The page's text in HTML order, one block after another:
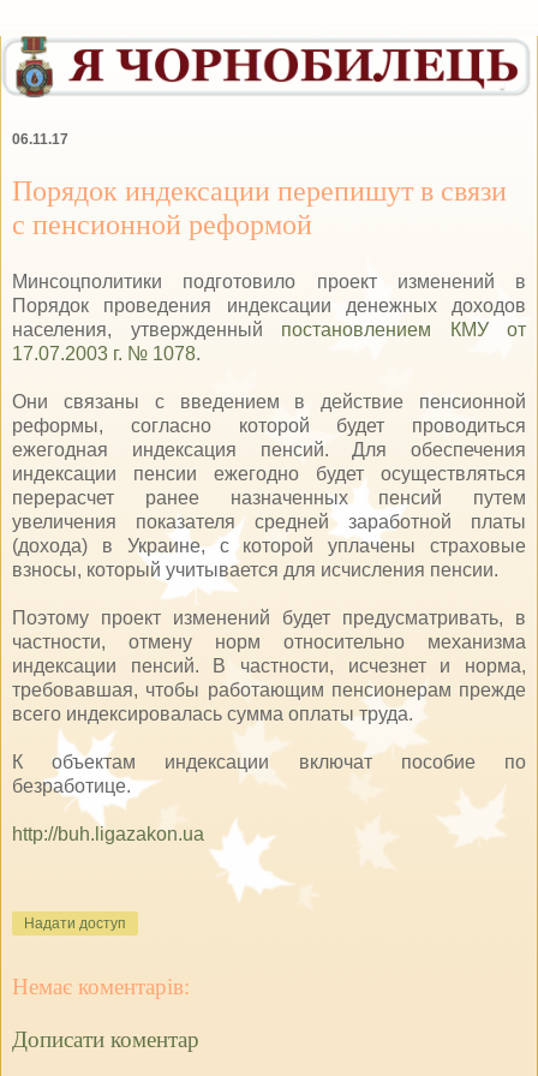
06.11.17
Порядок индексации перепишут в связи
с пенсионной реформой
Минсоцполитики подготовило проект изменений в
Порядок проведения индексации денежных доходов
населения, утвержденный постановлением КМУ от
17.07.2003 г. № 1078.
Они связаны с введением в действие пенсионной
реформы, согласно которой будет проводиться
ежегодная индексация пенсий. Для обеспечения
индексации пенсии ежегодно будет осуществляться
перерасчет ранее назначенных пенсий путем
увеличения показателя средней заработной платы
(дохода) в Украине, с которой уплачены страховые
взносы, который учитывается для исчисления пенсии.
Поэтому проект изменений будет предусматривать, в
частности, отмену норм относительно механизма
индексации пенсий. В частности, исчезнет и норма,
требовавшая, чтобы работающим пенсионерам прежде
всего индексировалась сумма оплаты труда.
К объектам индексации включат пособие по
безработице.
http://buh.ligazakon.ua
Надати доступ
Немає коментарів:
Дописати коментар